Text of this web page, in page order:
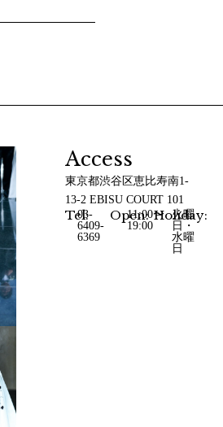
Access
東京都渋谷区恵比寿南1-
13-2 EBISU COURT 101
Tel:
03-
6409-
6369
Open:
11:00〜
19:00
Holiday:
火曜
日・
水曜
日